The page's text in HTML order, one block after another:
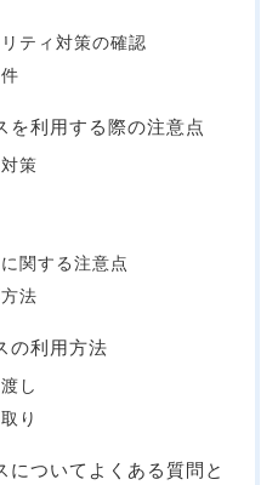
ティ対策の確認
を利用する際の注意点
策
関する注意点
法
の利用方法
し
り
についてよくある質問と